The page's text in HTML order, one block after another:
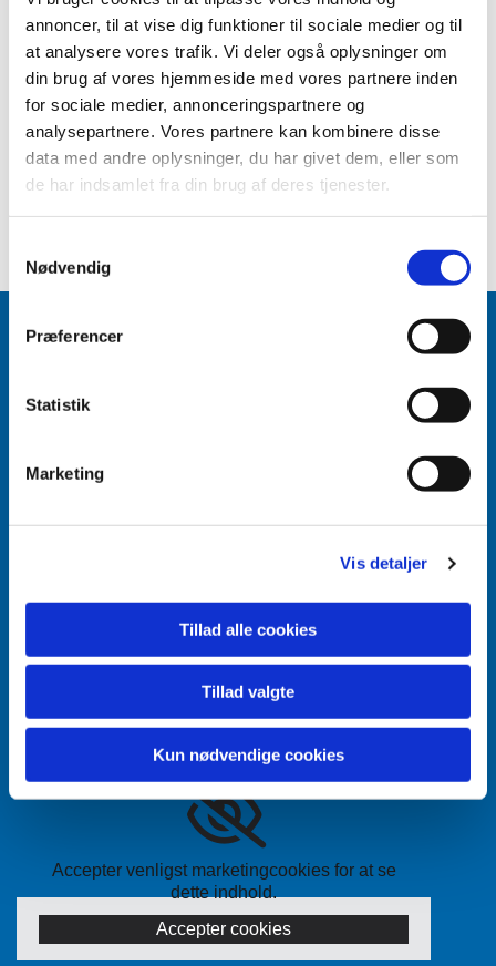
annoncer, til at vise dig funktioner til sociale medier og til
at analysere vores trafik. Vi deler også oplysninger om
din brug af vores hjemmeside med vores partnere inden
for sociale medier, annonceringspartnere og
analysepartnere. Vores partnere kan kombinere disse
data med andre oplysninger, du har givet dem, eller som
de har indsamlet fra din brug af deres tjenester.
Nødvendig
Præferencer
Statistik
Marketing
Vis detaljer
Tillad alle cookies
Tillad valgte
Kun nødvendige cookies
Accepter venligst marketingcookies for at se
Aabenraa Sogn
6200 Aabenraa
Accepter venligst marketingcookies for at se
dette indhold.
Accepter cookies